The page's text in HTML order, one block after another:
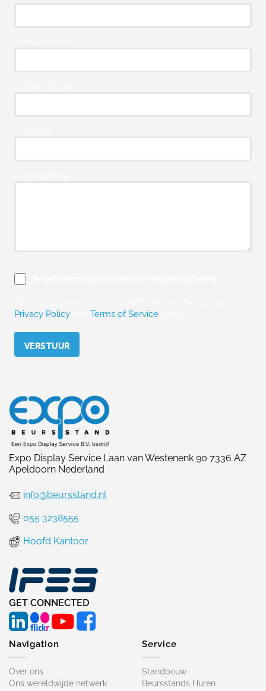
Privacy Policy
Terms of Service
Expo Display Service Laan van Westenenk 90 7336 AZ
Apeldoorn Nederland
info@beursstand.nl
055 3238555
Hoofd Kantoor
GET CONNECTED
Navigation
Over ons
Ons wereldwijde netwerk
Service
Standbouw
Beursstands Huren